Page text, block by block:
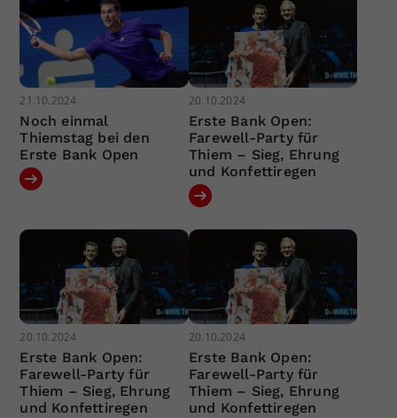
21.10.2024
Noch einmal
Thiemstag bei den
Erste Bank Open
20.10.2024
Erste Bank Open:
Farewell-Party für
Thiem – Sieg, Ehrung
und Konfettiregen
20.10.2024
Erste Bank Open:
Farewell-Party für
Thiem – Sieg, Ehrung
und Konfettiregen
20.10.2024
Erste Bank Open:
Farewell-Party für
Thiem – Sieg, Ehrung
und Konfettiregen